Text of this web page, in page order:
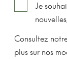
Je
Consultez
plus sur nos